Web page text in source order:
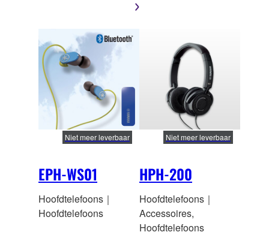
EPH-WS01
Niet meer leverbaar
Hoofdtelefoons｜
Hoofdtelefoons
HPH-200
Niet meer leverbaar
Hoofdtelefoons｜
Accessoires,
Hoofdtelefoons